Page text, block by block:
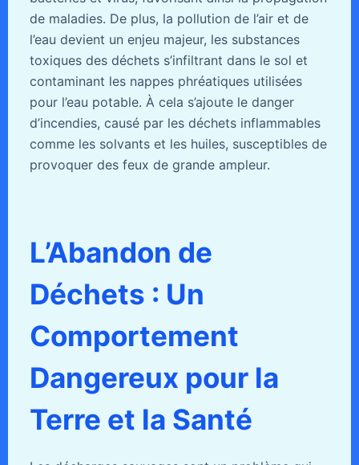
de maladies. De plus, la pollution de l’air et de
l’eau devient un enjeu majeur, les substances
toxiques des déchets s’infiltrant dans le sol et
contaminant les nappes phréatiques utilisées
pour l’eau potable. À cela s’ajoute le danger
d’incendies, causé par les déchets inflammables
comme les solvants et les huiles, susceptibles de
provoquer des feux de grande ampleur.
L’Abandon de
Déchets : Un
Comportement
Dangereux pour la
Terre et la Santé